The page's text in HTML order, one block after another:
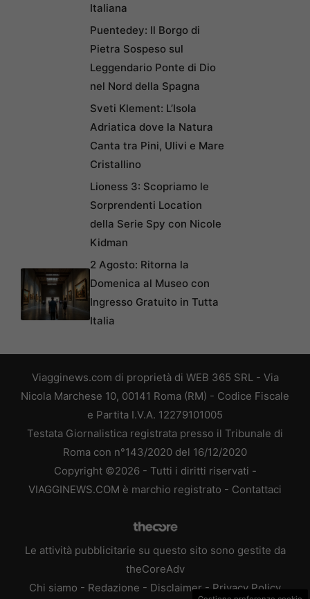
Italiana
Puentedey: Il Borgo di
Pietra Sospeso sul
Leggendario Ponte di Dio
nel Nord della Spagna
Sveti Klement: L’Isola
Adriatica dove la Natura
Canta tra Pini, Ulivi e Mare
Cristallino
Lioness 3: Scopriamo le
Sorprendenti Location
della Serie Spy con Nicole
Kidman
2 Agosto: Ritorna la
Domenica al Museo con
Ingresso Gratuito in Tutta
Italia
Viagginews.com di proprietà di WEB 365 SRL - Via
Nicola Marchese 10, 00141 Roma (RM) - Codice Fiscale
e Partita I.V.A. 12279101005
Testata Giornalistica registrata presso il Tribunale di
Roma con n°143/2020 del 16/12/2020
Copyright ©2026 - Tutti i diritti riservati -
VIAGGINEWS.COM è marchio registrato - Contattaci
Le attività pubblicitarie su questo sito sono gestite da
theCoreAdv
Chi siamo - Redazione - Disclaimer - Privacy Policy